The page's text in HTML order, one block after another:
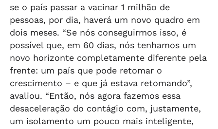
se o país passar a vacinar 1 milhão de
pessoas, por dia, haverá um novo quadro em
dois meses. “Se nós conseguirmos isso, é
possível que, em 60 dias, nós tenhamos um
novo horizonte completamente diferente pela
frente: um país que pode retomar o
crescimento – e que já estava retomando”,
avaliou. “Então, nós agora fazemos essa
desaceleração do contágio com, justamente,
um isolamento um pouco mais inteligente,